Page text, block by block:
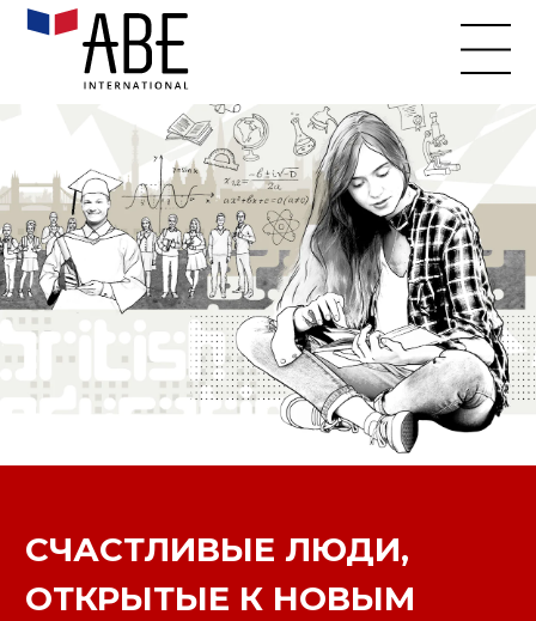
СЧАСТЛИВЫЕ ЛЮДИ,
ОТКРЫТЫЕ К НОВЫМ